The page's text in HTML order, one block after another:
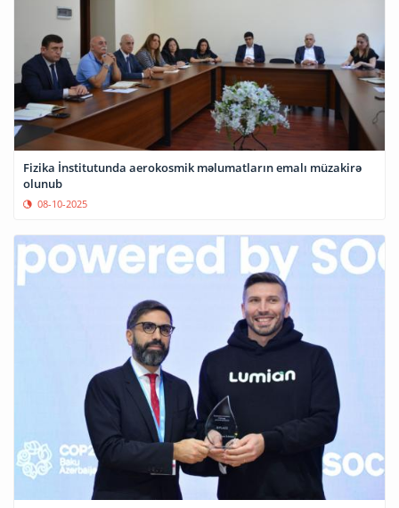
Fizika İnstitutunda aerokosmik məlumatların emalı müzakirə
olunub
08-10-2025